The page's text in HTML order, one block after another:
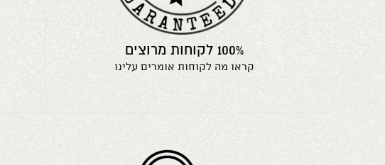
100% לקוחות מרוצים
קראו מה לקוחות אומרים עלינו